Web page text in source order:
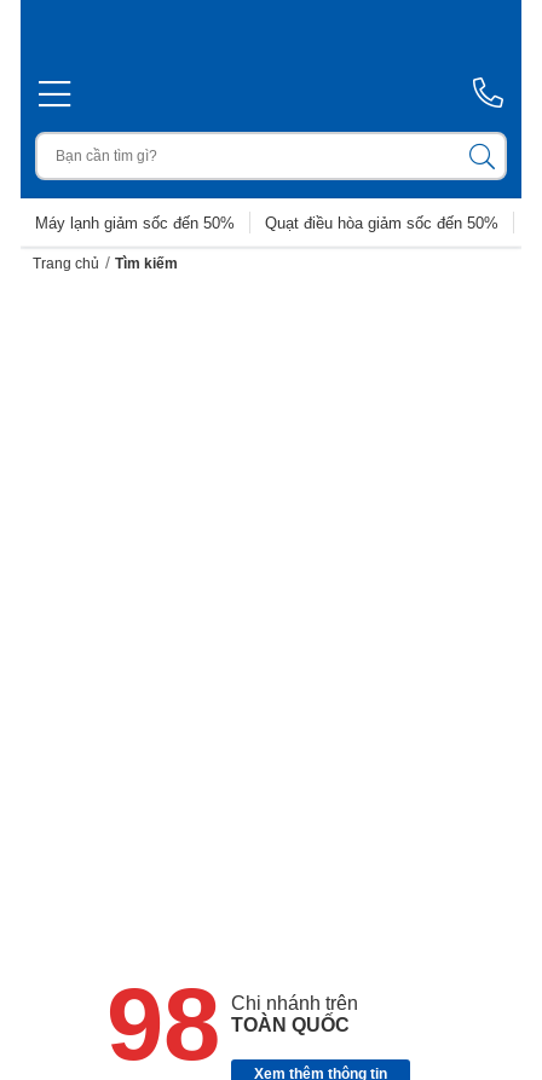
Máy lạnh giảm sốc đến 50% Quạt điều hòa giảm sốc đến 50%
Trang chủ / Tìm kiếm
98
Chi nhánh trên
TOÀN QUỐC
Xem thêm thông tin